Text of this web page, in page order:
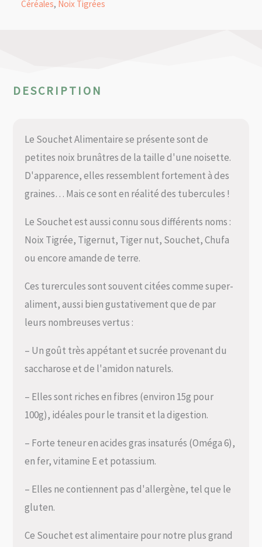
Céréales, Noix Tigrées
DESCRIPTION
Le Souchet Alimentaire se présente sont de
petites noix brunâtres de la taille d'une noisette.
D'apparence, elles ressemblent fortement à des
graines… Mais ce sont en réalité des tubercules !
Le Souchet est aussi connu sous différents noms :
Noix Tigrée, Tigernut, Tiger nut, Souchet, Chufa
ou encore amande de terre.
Ces turercules sont souvent citées comme super-
aliment, aussi bien gustativement que de par
leurs nombreuses vertus :
– Un goût très appétant et sucrée provenant du
saccharose et de l'amidon naturels.
– Elles sont riches en fibres (environ 15g pour
100g), idéales pour le transit et la digestion.
– Forte teneur en acides gras insaturés (Oméga 6),
en fer, vitamine E et potassium.
– Elles ne contiennent pas d'allergène, tel que le
gluten.
Ce Souchet est alimentaire pour notre plus grand